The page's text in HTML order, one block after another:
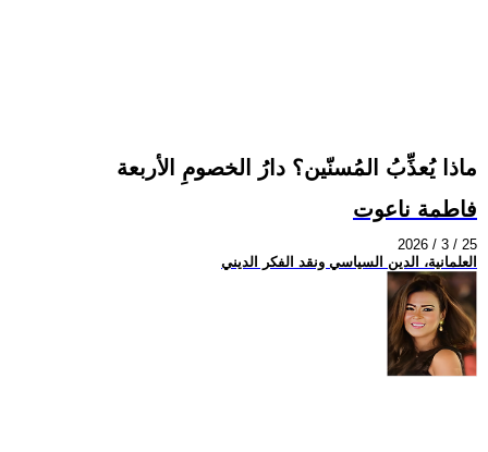
ماذا يُعذِّبُ المُسنّين؟ دارُ الخصومِ الأربعة
فاطمة ناعوت
2026 / 3 / 25
العلمانية، الدين السياسي ونقد الفكر الديني